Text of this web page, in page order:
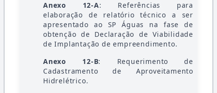
Anexo 12-A: Referências para
elaboração de relatório técnico a ser
apresentado ao SP Águas na fase de
obtenção de Declaração de Viabilidade
de Implantação de empreendimento.
Anexo 12-B: Requerimento de
Cadastramento de Aproveitamento
Hidrelétrico.